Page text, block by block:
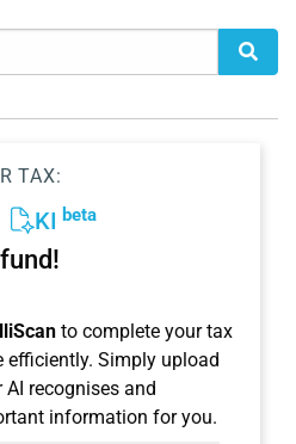
TAX:
KI beta
to complete your tax
efficiently. Simply upload
recognises and
information for you.